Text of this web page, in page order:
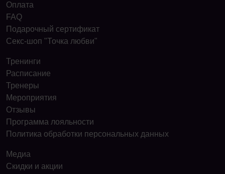
Оплата
FAQ
Подарочный сертификат
Секс-шоп "Точка любви"
Тренинги
Расписание
Тренеры
Мероприятия
Отзывы
Программа лояльности
Политика обработки персональных данных
Медиа
Скидки и акции